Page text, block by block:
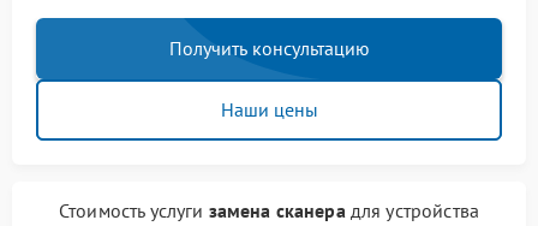
Получить консультацию
Наши цены
Стоимость услуги замена сканерадля устройства